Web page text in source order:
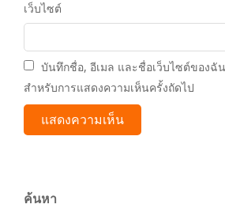
เว็บไซต์
บันทึกชื่อ, อีเมล และชื่อเว็บไซต์ของฉั
สำหรับการแสดงความเห็นครั้งถัดไป
ค้นหา